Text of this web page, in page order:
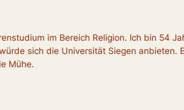
im Bereich Religion. Ich bin 54
sich die Universität Siegen
Mühe.